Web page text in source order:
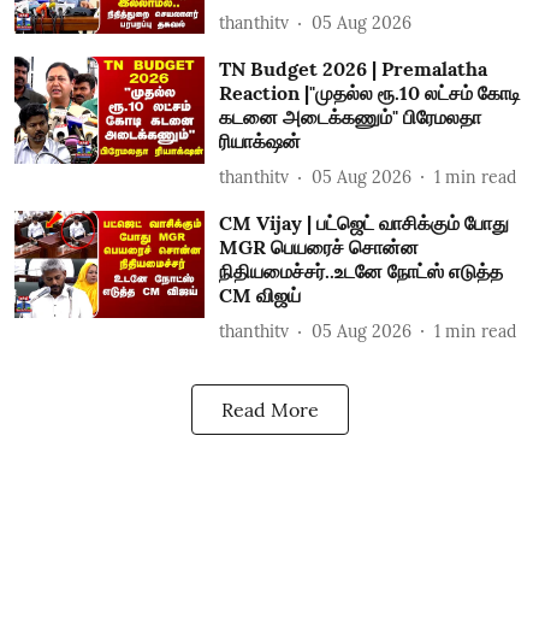
thanthitv 05 Aug 2026
TN Budget 2026 | Premalatha
Reaction |"முதல்ல ரூ.10 லட்சம் கோடி
கடனை அடைக்கணும்" பிரேமலதா
ரியாக்‌ஷன்
thanthitv 05 Aug 2026 1 min read
CM Vijay | பட்ஜெட் வாசிக்கும் போது
MGR பெயரைச் சொன்ன
நிதியமைச்சர்..உடனே நோட்ஸ் எடுத்த
CM விஜய்
thanthitv 05 Aug 2026 1 min read
Read More